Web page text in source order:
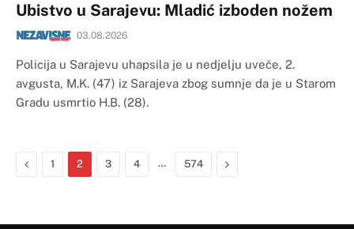
Ubistvo u Sarajevu: Mladić izboden nožem
03.08.2026
Policija u Sarajevu uhapsila je u nedjelju uveče, 2.
avgusta, M.K. (47) iz Sarajeva zbog sumnje da je u Starom
Gradu usmrtio H.B. (28).
Previous
1 2 3 4 … 574 Next